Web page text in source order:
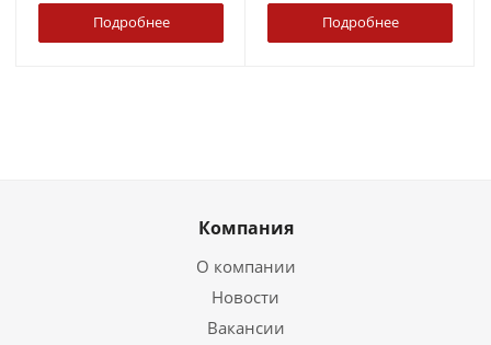
Подробнее Подробнее
Компания
О компании
Новости
Вакансии